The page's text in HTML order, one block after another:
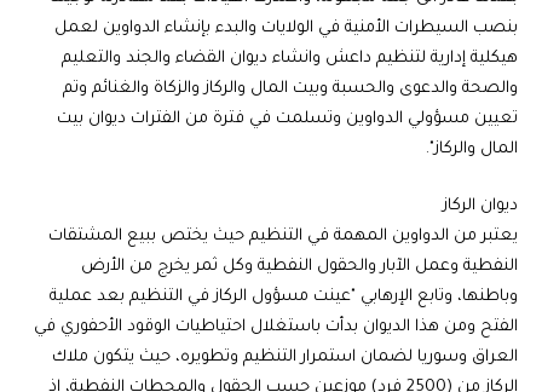
بنصب السيطرات الأمنية في الولايات والبدء بإنشاء الدواوين لعمل
هيكلية إدارية لتنظيم داعش وانشاء ديوان القضاء والجند والتعليم
والصحة والدعوى والحسبة وبيت المال والركاز والزكاة والغنائم وتم
تعيين مسؤولي الدواوين وتسلمت في فترة من الفترات ديوان بيت
المال والركاز".
ديوان الركاز
يعتبر من الدواوين المهمة في التنظيم حيث يختص ببيع المشتقات
النفطية وعمل الآبار والحقول النفطية وكل ثمر يخرج من الأرض
وباطنها، وتابع الإرهابي "عينت مسؤول الركاز في التنظيم بعد عملية
الفتح ومن هذا الديوان بدأت باستغلال احتياطيات الوقود الأحفوري في
العراق وسوريا لضمان استمرار التنظيم وتطويره، حيث يتكون ملاك
الركاز من (2500 فرد) موزعين حسب الحقول والمحطات النفطية، اذ